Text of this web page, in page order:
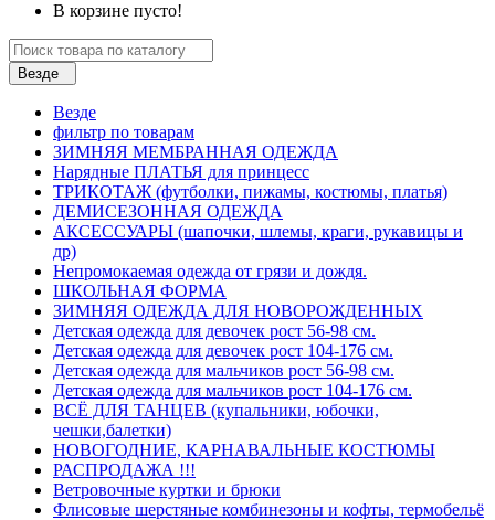
В корзине пусто!
Везде
Везде
фильтр по товарам
ЗИМНЯЯ МЕМБРАННАЯ ОДЕЖДА
Нарядные ПЛАТЬЯ для принцесс
ТРИКОТАЖ (футболки, пижамы, костюмы, платья)
ДЕМИСЕЗОННАЯ ОДЕЖДА
АКСЕССУАРЫ (шапочки, шлемы, краги, рукавицы и
др)
Непромокаемая одежда от грязи и дождя.
ШКОЛЬНАЯ ФОРМА
ЗИМНЯЯ ОДЕЖДА ДЛЯ НОВОРОЖДЕННЫХ
Детская одежда для девочек рост 56-98 см.
Детская одежда для девочек рост 104-176 см.
Детская одежда для мальчиков рост 56-98 см.
Детская одежда для мальчиков рост 104-176 см.
ВСЁ ДЛЯ ТАНЦЕВ (купальники, юбочки,
чешки,балетки)
НОВОГОДНИЕ, КАРНАВАЛЬНЫЕ КОСТЮМЫ
РАСПРОДАЖА !!!
Ветровочные куртки и брюки
Флисовые шерстяные комбинезоны и кофты, термобельё